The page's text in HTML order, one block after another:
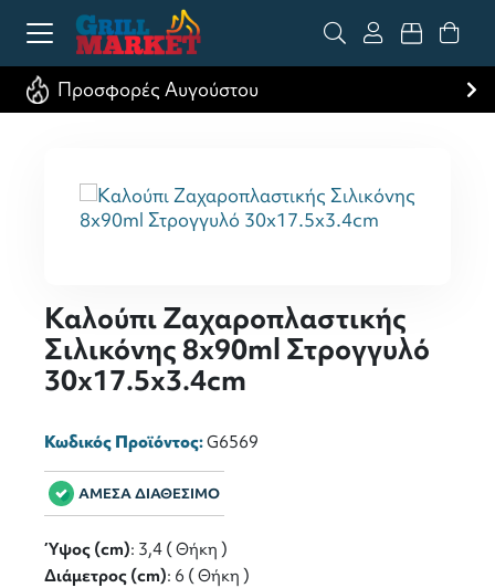
Προσφορές Αυγούστου
Καλούπι Ζαχαροπλαστικής
Σιλικόνης 8x90ml Στρογγυλό
30x17.5x3.4cm
Κωδικός Προϊόντος:G6569
ΑΜΕΣΑ ΔΙΑΘΕΣΙΜΟ
Ύψος (cm): 3,4 ( Θήκη )
Διάμετρος (cm): 6 ( Θήκη )